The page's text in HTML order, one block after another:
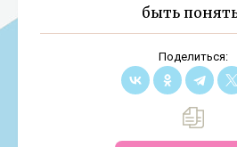
быть
Поделиться: